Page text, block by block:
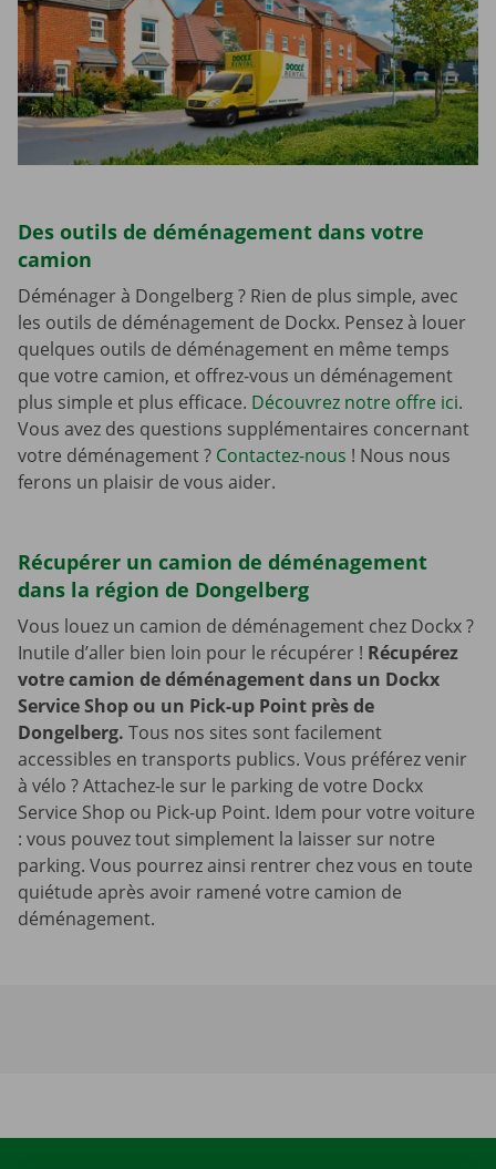
Des outils de déménagement dans votre
camion
Déménager à Dongelberg ? Rien de plus simple, avec
les outils de déménagement de Dockx. Pensez à louer
quelques outils de déménagement en même temps
que votre camion, et offrez-vous un déménagement
plus simple et plus efficace. Découvrez notre offre ici.
Vous avez des questions supplémentaires concernant
votre déménagement ? Contactez-nous ! Nous nous
ferons un plaisir de vous aider.
Récupérer un camion de déménagement
dans la région de Dongelberg
Vous louez un camion de déménagement chez Dockx ?
Inutile d’aller bien loin pour le récupérer ! Récupérez
votre camion de déménagement dans un Dockx
Service Shop ou un Pick-up Point près de
Dongelberg. Tous nos sites sont facilement
accessibles en transports publics. Vous préférez venir
à vélo ? Attachez-le sur le parking de votre Dockx
Service Shop ou Pick-up Point. Idem pour votre voiture
: vous pouvez tout simplement la laisser sur notre
parking. Vous pourrez ainsi rentrer chez vous en toute
quiétude après avoir ramené votre camion de
déménagement.